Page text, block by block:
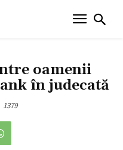
oamenii
în judecată
1379